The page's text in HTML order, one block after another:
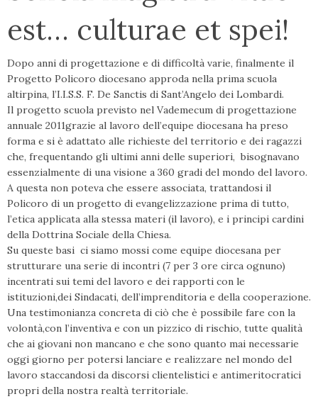
est… culturae et spei!
Dopo anni di progettazione e di difficoltà varie, finalmente il
Progetto Policoro diocesano approda nella prima scuola
altirpina, l’I.I.S.S. F. De Sanctis di Sant’Angelo dei Lombardi.
Il progetto scuola previsto nel Vademecum di progettazione
annuale 2011grazie al lavoro dell’equipe diocesana ha preso
forma e si è adattato alle richieste del territorio e dei ragazzi
che, frequentando gli ultimi anni delle superiori, bisognavano
essenzialmente di una visione a 360 gradi del mondo del lavoro.
A questa non poteva che essere associata, trattandosi il
Policoro di un progetto di evangelizzazione prima di tutto,
l’etica applicata alla stessa materi (il lavoro), e i principi cardini
della Dottrina Sociale della Chiesa.
Su queste basi ci siamo mossi come equipe diocesana per
strutturare una serie di incontri (7 per 3 ore circa ognuno)
incentrati sui temi del lavoro e dei rapporti con le
istituzioni,dei Sindacati, dell’imprenditoria e della cooperazione.
Una testimonianza concreta di ciò che è possibile fare con la
volontà,con l’inventiva e con un pizzico di rischio, tutte qualità
che ai giovani non mancano e che sono quanto mai necessarie
oggi giorno per potersi lanciare e realizzare nel mondo del
lavoro staccandosi da discorsi clientelistici e antimeritocratici
propri della nostra realtà territoriale.